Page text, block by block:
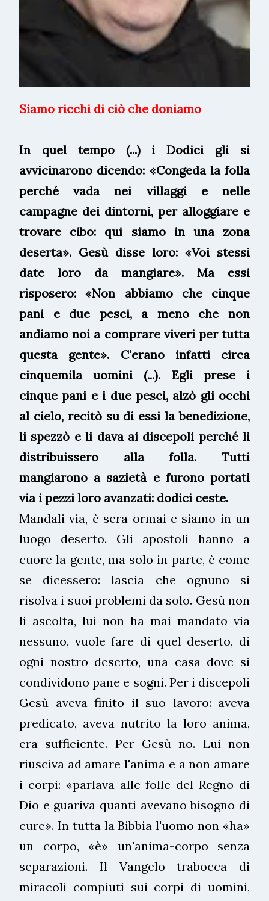
Siamo ricchi di ciò che doniamo
In quel tempo (...) i Dodici gli si
avvicinarono dicendo: «Congeda la folla
perché vada nei villaggi e nelle
campagne dei dintorni, per alloggiare e
trovare cibo: qui siamo in una zona
deserta». Gesù disse loro: «Voi stessi
date loro da mangiare». Ma essi
risposero: «Non abbiamo che cinque
pani e due pesci, a meno che non
andiamo noi a comprare viveri per tutta
questa gente». C'erano infatti circa
cinquemila uomini (...). Egli prese i
cinque pani e i due pesci, alzò gli occhi
al cielo, recitò su di essi la benedizione,
li spezzò e li dava ai discepoli perché li
distribuissero alla folla. Tutti
mangiarono a sazietà e furono portati
via i pezzi loro avanzati: dodici ceste.
Mandali via, è sera ormai e siamo in un
luogo deserto. Gli apostoli hanno a
cuore la gente, ma solo in parte, è come
se dicessero: lascia che ognuno si
risolva i suoi problemi da solo. Gesù non
li ascolta, lui non ha mai mandato via
nessuno, vuole fare di quel deserto, di
ogni nostro deserto, una casa dove si
condividono pane e sogni. Per i discepoli
Gesù aveva finito il suo lavoro: aveva
predicato, aveva nutrito la loro anima,
era sufficiente. Per Gesù no. Lui non
riusciva ad amare l'anima e a non amare
i corpi: «parlava alle folle del Regno di
Dio e guariva quanti avevano bisogno di
cure». In tutta la Bibbia l'uomo non «ha»
un corpo, «è» un'anima-corpo senza
separazioni. Il Vangelo trabocca di
miracoli compiuti sui corpi di uomini,